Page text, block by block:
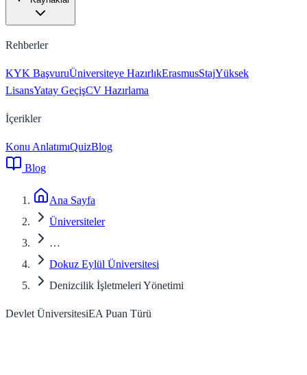
Rehberler
KYK BaşvuruÜniversiteye HazırlıkErasmusStajYüksek
LisansYatay GeçişCV Hazırlama
İçerikler
Konu AnlatımıQuizBlog
Blog
Ana Sayfa
Üniversiteler
…
Dokuz Eylül Üniversitesi
Denizcilik İşletmeleri Yönetimi
Devlet ÜniversitesiEA Puan Türü